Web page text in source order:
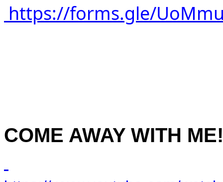
https://forms.gle/
COME AWAY WITH ME!